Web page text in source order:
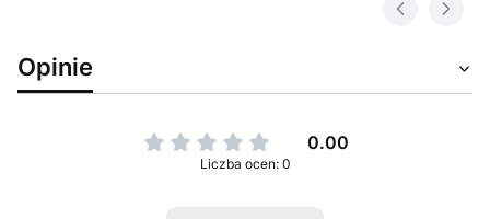
Opinie
0.00
Liczba ocen: 0